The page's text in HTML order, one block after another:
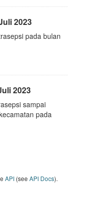
2023
pada bulan
2023
sampai
pada
API (see API Docs).